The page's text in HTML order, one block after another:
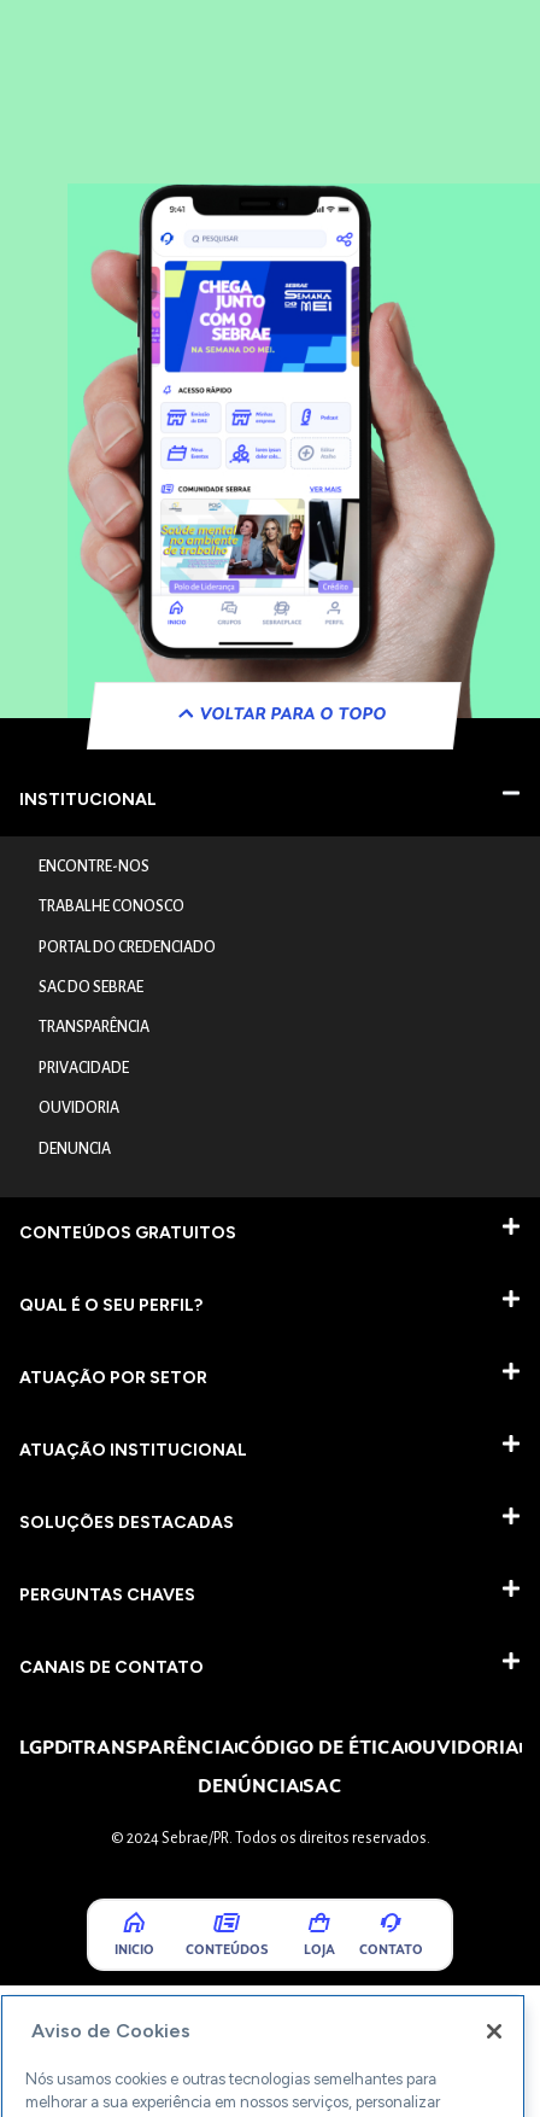
VOLTAR PARA O TOPO
INSTITUCIONAL
ENCONTRE-NOS
TRABALHE CONOSCO
PORTAL DO CREDENCIADO
SAC DO SEBRAE
TRANSPARÊNCIA
PRIVACIDADE
OUVIDORIA
DENUNCIA
CONTEÚDOS GRATUITOS
QUAL É O SEU PERFIL?
ATUAÇÃO POR SETOR
ATUAÇÃO INSTITUCIONAL
SOLUÇÕES DESTACADAS
PERGUNTAS CHAVES​
CANAIS DE CONTATO
LGPDTRANSPARÊNCIACÓDIGO DE ÉTICAOUVIDORIA
DENÚNCIASAC
© 2024 Sebrae/PR. Todos os direitos reservados.
INICIO CONTEÚDOS LOJA CONTATO
Aviso de Cookies
Nós usamos cookies e outras tecnologias semelhantes para
melhorar a sua experiência em nossos serviços, personalizar